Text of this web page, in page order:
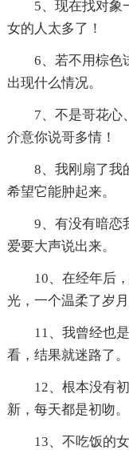
5、现在找对象
女的人太多了！
6、若不用棕色
出现什么情况。
7、不是哥花心
介意你说哥多情！
8、我刚扇了我
希望它能肿起来。
9、有没有暗恋
爱要大声说出来。
10、在经年后
光，一个温柔了岁月
11、我曾经也
看，结果就迷路了。
12、根本没有
新，每天都是初吻。
13、不吃饭的